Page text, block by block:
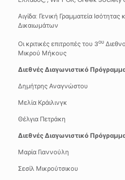
Αιγίδα: Γενική Γραμματεία
Δικαιωμάτων
Οι κριτικές επιτροπές του 3ου
Μικρού Μήκους
Διεθνές Διαγωνιστικό
Δημήτρης Αναγνώστου
Μελία Κράιλινγκ
Θέλγια Πετράκη
Διεθνές Διαγωνιστικό
Μαρία Γιαννούλη
Σεσίλ Μικρούτσικου